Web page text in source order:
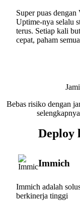
Super puas
Uptime-nya selalu
terus. Setiap kali
cepat, paham
Bebas risiko dengan
Deploy
Immich
Immich adalah
berkinerja tinggi